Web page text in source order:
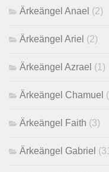
Ärkeängel Anael (2)
Ärkeängel Ariel (2)
Ärkeängel Azrael (1)
Ärkeängel Chamuel
Ärkeängel Faith (3)
Ärkeängel Gabriel